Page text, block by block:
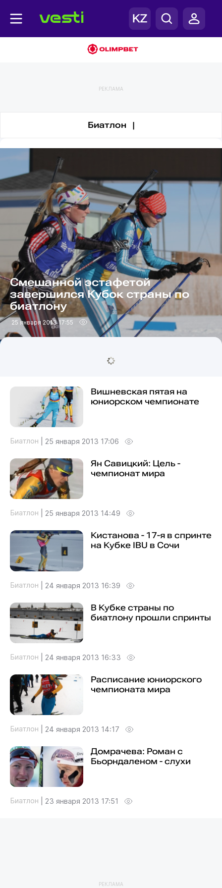
РЕКЛАМА
Биатлон |
Смешанной эстафетой
завершился Кубок страны по
биатлону
25 января 2013 17:55
Вишневская пятая на
юниорском чемпионате
Биатлон 25 января 2013 17:06
Ян Савицкий: Цель -
чемпионат мира
Биатлон 25 января 2013 14:49
Кистанова - 17-я в спринте
на Кубке IBU в Сочи
Биатлон 24 января 2013 16:39
В Кубке страны по
биатлону прошли спринты
Биатлон 24 января 2013 16:33
Расписание юниорского
чемпионата мира
Биатлон 24 января 2013 14:17
Домрачева: Роман с
Бьорндаленом - слухи
Биатлон 23 января 2013 17:51
РЕКЛАМА